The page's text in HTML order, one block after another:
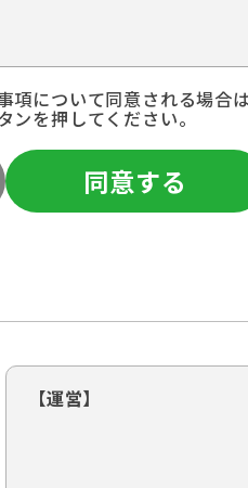
項について同意される場合
ンを押してください。
同意する
【運営】